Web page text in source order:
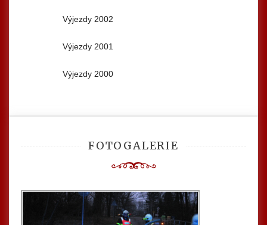
Výjezdy 2002
Výjezdy 2001
Výjezdy 2000
FOTOGALERIE